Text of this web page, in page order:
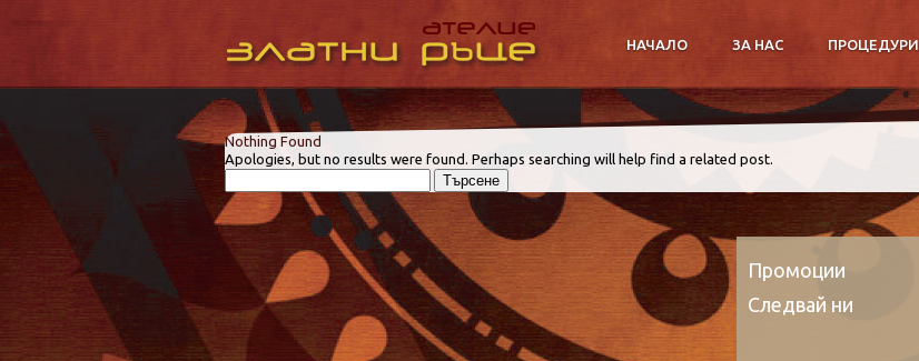
НАЧАЛО ЗА НАС ПРОЦЕДУРИ
Nothing Found
Apologies, but no results were found. Perhaps searching will help find a related post.
за:
Промоции
Следвай ни